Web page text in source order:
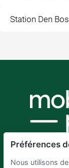
Station Den
Préférences
Nous utilisons